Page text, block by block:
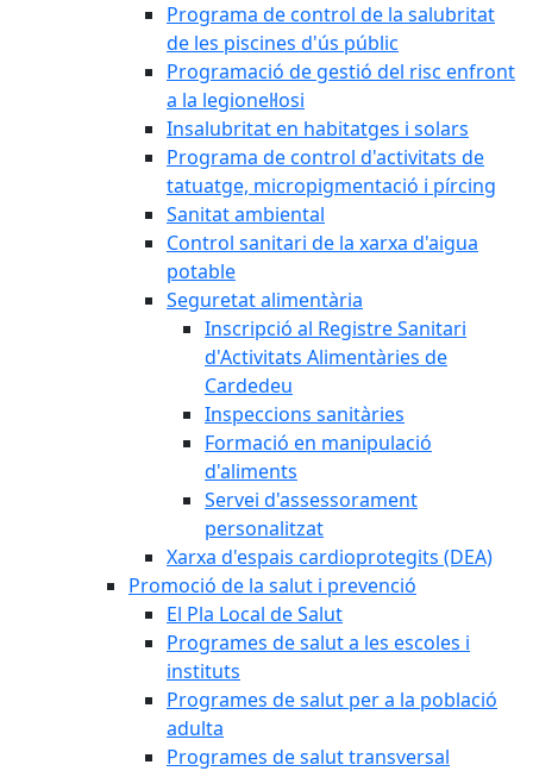
Programa de control de la salubritat
de les piscines d'ús públic
Programació de gestió del risc enfront
a la legionel·losi
Insalubritat en habitatges i solars
Programa de control d'activitats de
tatuatge, micropigmentació i pírcing
Sanitat ambiental
Control sanitari de la xarxa d'aigua
potable
Seguretat alimentària
Inscripció al Registre Sanitari
d'Activitats Alimentàries de
Cardedeu
Inspeccions sanitàries
Formació en manipulació
d'aliments
Servei d'assessorament
personalitzat
Xarxa d'espais cardioprotegits (DEA)
Promoció de la salut i prevenció
El Pla Local de Salut
Programes de salut a les escoles i
instituts
Programes de salut per a la població
adulta
Programes de salut transversal